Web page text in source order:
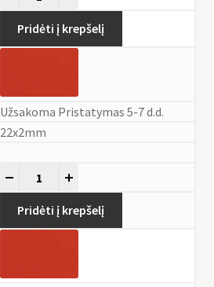
Pridėti į krepšelį
Užsakoma Pristatymas 5-7 d.d.
22x2mm
Pridėti į krepšelį